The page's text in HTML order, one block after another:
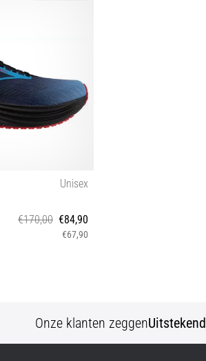
Unisex
€170,00 €84,90
€67,90
Onze klanten zeggenUitstekend